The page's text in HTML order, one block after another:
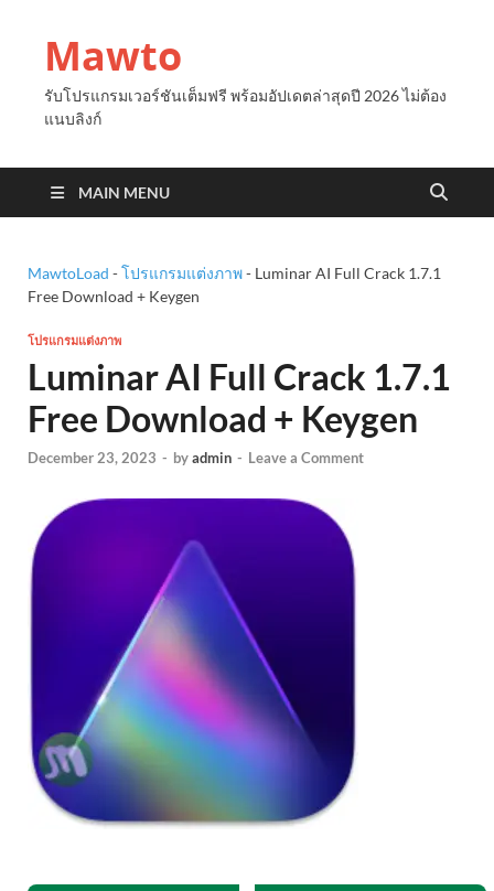
Mawto
รับโปรแกรมเวอร์ชันเต็มฟรี พร้อมอัปเดตล่าสุดปี 2026 ไม่ต้อง
แนบลิงก์
MAIN MENU
MawtoLoad -โปรแกรมแต่งภาพ- Luminar AI Full Crack 1.7.1
Free Download + Keygen
โปรแกรมแต่งภาพ
Luminar AI Full Crack 1.7.1
Free Download + Keygen
December 23, 2023 - byadmin - Leave a Comment